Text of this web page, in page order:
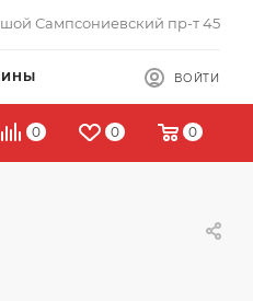
Сампсониевский пр-т 45
ВОЙТИ
0 0 0